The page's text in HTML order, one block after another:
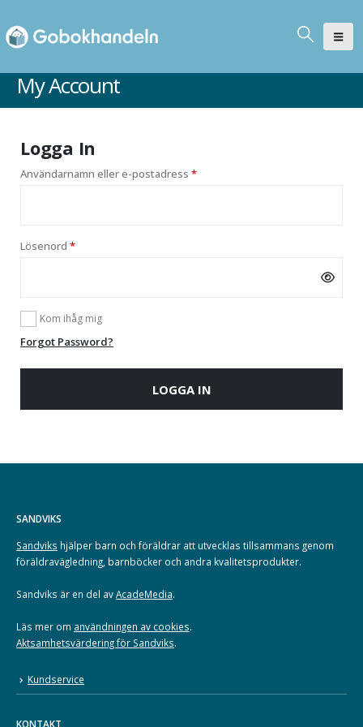
My Account
Logga In
Användarnamn eller e-postadress *Obligatoriskt
Lösenord *Obligatoriskt
Kom ihåg mig
Forgot Password?
LOGGA IN
SANDVIKS
Sandviks hjälper barn och föräldrar att utvecklas tillsammans genom
föräldravägledning, barnböcker och andra kvalitetsprodukter.
Sandviks är en del avAcadeMedia.
Läs mer om användningen av cookies.
Aktsamhetsvärdering för Sandviks.
Kundservice
KONTAKT